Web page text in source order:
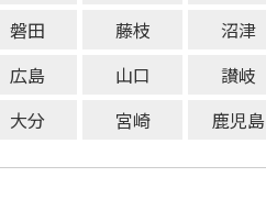
磐田 藤枝 沼津
広島 山口 讃岐
大分 宮崎 鹿児島